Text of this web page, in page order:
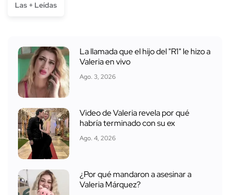
Las + Leídas
La llamada que el hijo del "R1" le hizo a
Valeria en vivo
Ago. 3, 2026
Video de Valeria revela por qué
habría terminado con su ex
Ago. 4, 2026
¿Por qué mandaron a asesinar a
Valeria Márquez?